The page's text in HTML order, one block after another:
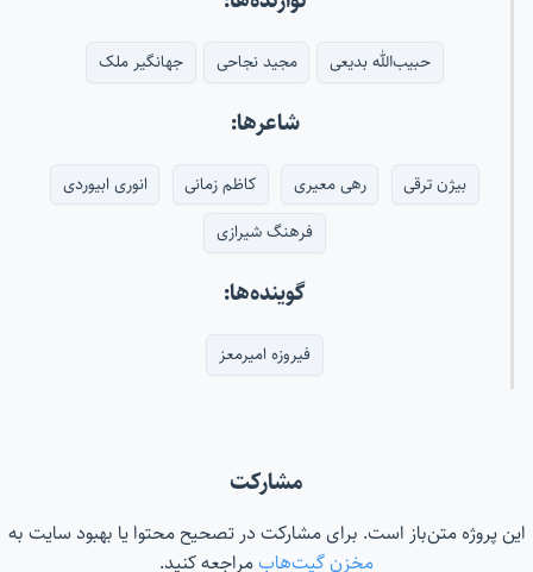
حبیب‌الله بدیعی مجید نجاحی جهانگیر ملک
شاعرها:
بیژن ترقی رهی معیری کاظم زمانی
انوری ابیوردی
فرهنگ شیرازی
گوینده‌ها:
فیروزه امیرمعز
مشارکت
این پروژه متن‌باز است. برای مشارکت در تصحیح محتوا یا بهبود سایت به
مخزن گیت‌هابمراجعه کنید.